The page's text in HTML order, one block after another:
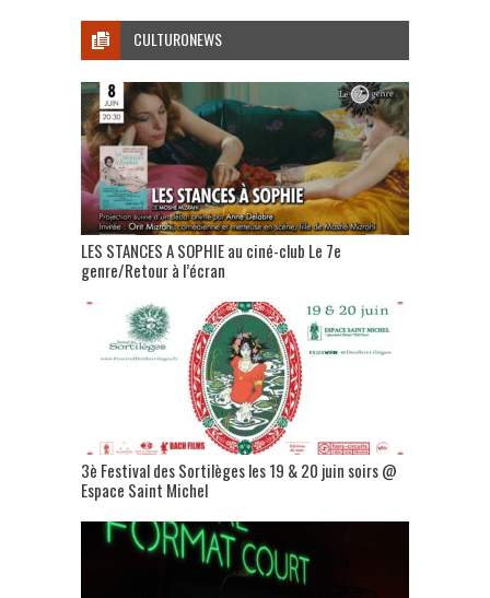
CULTURONEWS
LES STANCES A SOPHIE au ciné-club Le 7e
genre/Retour à l’écran
3è Festival des Sortilèges les 19 & 20 juin soirs @
Espace Saint Michel